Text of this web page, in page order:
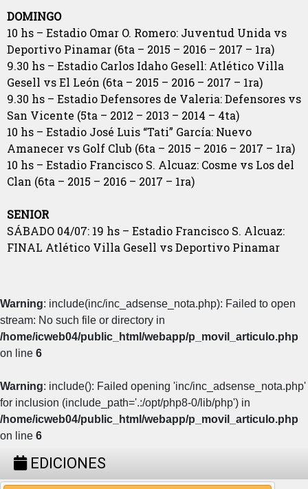
DOMINGO
10 hs – Estadio Omar O. Romero: Juventud Unida vs
Deportivo Pinamar (6ta – 2015 – 2016 – 2017 – 1ra)
9.30 hs – Estadio Carlos Idaho Gesell: Atlético Villa
Gesell vs El León (6ta – 2015 – 2016 – 2017 – 1ra)
9.30 hs – Estadio Defensores de Valeria: Defensores vs
San Vicente (5ta – 2012 – 2013 – 2014 – 4ta)
10 hs – Estadio José Luis “Tati” García: Nuevo
Amanecer vs Golf Club (6ta – 2015 – 2016 – 2017 – 1ra)
10 hs – Estadio Francisco S. Alcuaz: Cosme vs Los del
Clan (6ta – 2015 – 2016 – 2017 – 1ra)
SENIOR
SÁBADO 04/07: 19 hs – Estadio Francisco S. Alcuaz:
FINAL Atlético Villa Gesell vs Deportivo Pinamar
Warning: include(inc/inc_adsense_nota.php): Failed to open
stream: No such file or directory in
/home/icweb04/public_html/webapp/p_movil_articulo.php
on line 6
Warning: include(): Failed opening 'inc/inc_adsense_nota.php'
for inclusion (include_path='.:/opt/php8-0/lib/php') in
/home/icweb04/public_html/webapp/p_movil_articulo.php
on line 6
EDICIONES